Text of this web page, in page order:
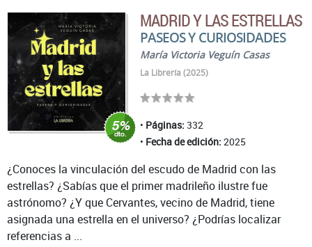
MADRID Y LAS ESTRELLAS
PASEOS Y CURIOSIDADES
María Victoria Veguín Casas
La Librería (2025)
Páginas: 332
Fecha de edición: 2025
¿Conoces la vinculación del escudo de Madrid con las
estrellas? ¿Sabías que el primer madrileño ilustre fue
astrónomo? ¿Y que Cervantes, vecino de Madrid, tiene
asignada una estrella en el universo? ¿Podrías localizar
referencias a ...